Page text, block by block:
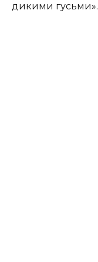
дикими гусьми».